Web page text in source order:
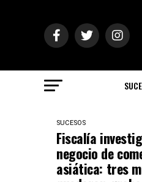
SUCESOS
Fiscalía
negocio de
asiática: tres